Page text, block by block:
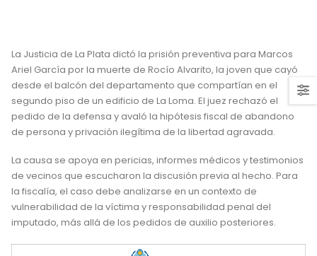
La Justicia de La Plata dictó la prisión preventiva para Marcos
Ariel García por la muerte de Rocío Alvarito, la joven que cayó
desde el balcón del departamento que compartían en el
segundo piso de un edificio de La Loma. El juez rechazó el
pedido de la defensa y avaló la hipótesis fiscal de abandono
de persona y privación ilegítima de la libertad agravada.
La causa se apoya en pericias, informes médicos y testimonios
de vecinos que escucharon la discusión previa al hecho. Para
la fiscalía, el caso debe analizarse en un contexto de
vulnerabilidad de la víctima y responsabilidad penal del
imputado, más allá de los pedidos de auxilio posteriores.